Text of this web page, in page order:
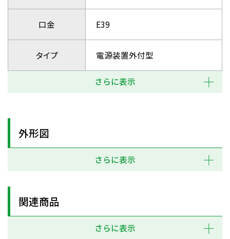
口金 E39
タイプ 電源装置外付型
さらに表示
外形図
さらに表示
関連商品
さらに表示